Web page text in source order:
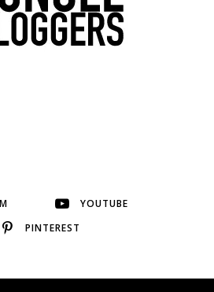
YOUTUBE
PINTEREST